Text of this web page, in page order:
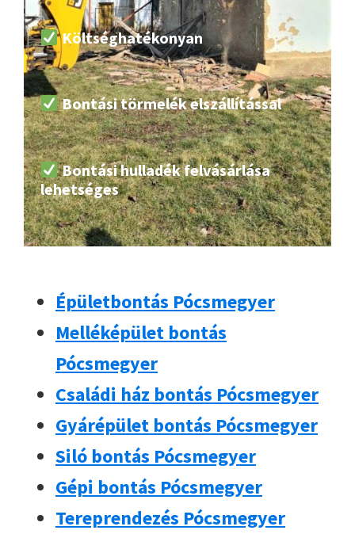
Költséghatékonyan
Bontási törmelék elszállítással
Bontási hulladék felvásárlása
lehetséges
Épületbontás Pócsmegyer
Melléképület bontás
Pócsmegyer
Családi ház bontás Pócsmegyer
Gyárépület bontás Pócsmegyer
Siló bontás Pócsmegyer
Gépi bontás Pócsmegyer
Tereprendezés Pócsmegyer